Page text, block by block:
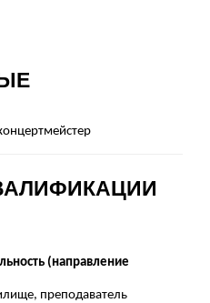
(направление
преподаватель